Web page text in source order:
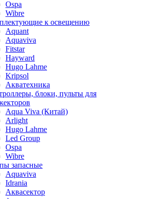
Ospa
Wibre
к освещению
Aquant
Aquaviva
Fitstar
Hayward
Hugo Lahme
Kripsol
Акватехника
блоки, пульты для
Aqua Viva (Китай)
Arlight
Hugo Lahme
Led Group
Ospa
Wibre
запасные
Aquaviva
Idrania
Аквасектор